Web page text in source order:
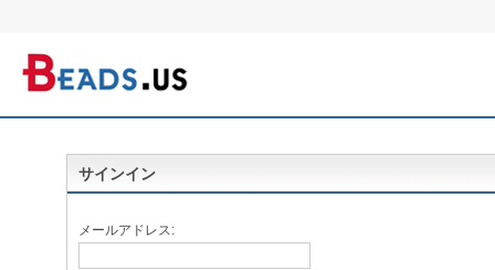
サインイン
メールアドレス: